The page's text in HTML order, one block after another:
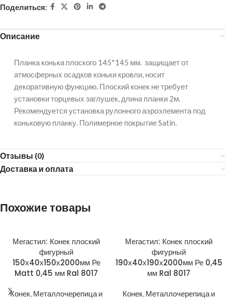
Поделиться:
Описание
Планка конька плоского 145*145 мм. защищает от
атмосферных осадков коньки кровли, носит
декоративную функцию. Плоский конек не требует
установки торцевых заглушек, длина планки 2м.
Рекомендуется установка рулонного аэроэлемента под
коньковую планку. Полимерное покрытие Satin.
Отзывы (0)
Доставка и оплата
Похожие товары
Мегастил: Конек плоский
фигурный
150х40х150х2000мм Ре
Matt 0,45 мм Ral 8017
Конек, Металлочерепица и
Мегастил: Конек плоский
фигурный
190х40х190х2000мм Ре 0,45
мм Ral 8017
Конек, Металлочерепица и